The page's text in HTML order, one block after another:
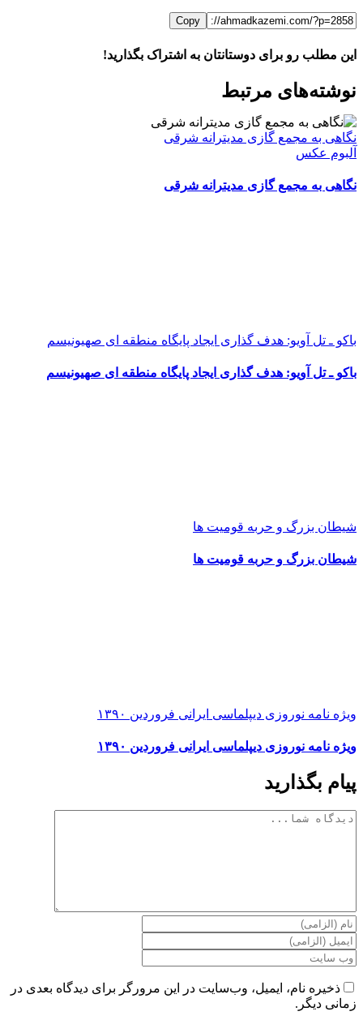
Copy
این مطلب رو برای دوستانتان به اشتراک بگذارید!
FacebookX
LinkedIn
WhatsApp
Telegram
ایمیل
نوشته‌‌های مرتبط
نگاهی به مجمع گازی مدیترانه شرقی
آلبوم عکس
نگاهی به مجمع گازی مدیترانه شرقی
باکو ـ تل آویو: هدف گذاری ایجاد پایگاه منطقه ای صهیونیسم
باکو ـ تل آویو: هدف گذاری ایجاد پایگاه منطقه ای صهیونیسم
شیطان بزرگ و حربه قومیت ها
شیطان بزرگ و حربه قومیت ها
ویژه نامه نوروزی دیپلماسی ایرانی فروردین ۱۳۹۰
ویژه نامه نوروزی دیپلماسی ایرانی فروردین ۱۳۹۰
پیام بگذارید
دیدگاه
ذخیره نام، ایمیل، وب‌سایت در این مرورگر برای دیدگاه بعدی در
زمانی دیگر.